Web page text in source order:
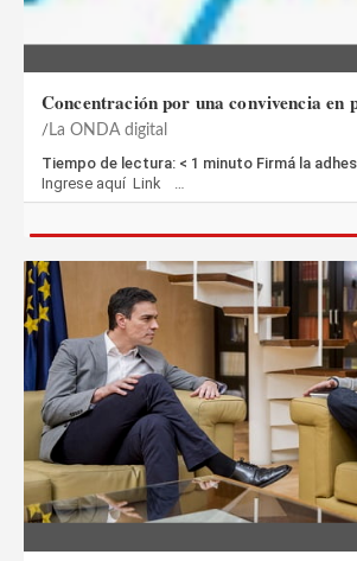
Concentración por una convivencia en
La ONDA digital
Tiempo de lectura: < 1 minuto​ Firmá la
Ingrese aquí Link …